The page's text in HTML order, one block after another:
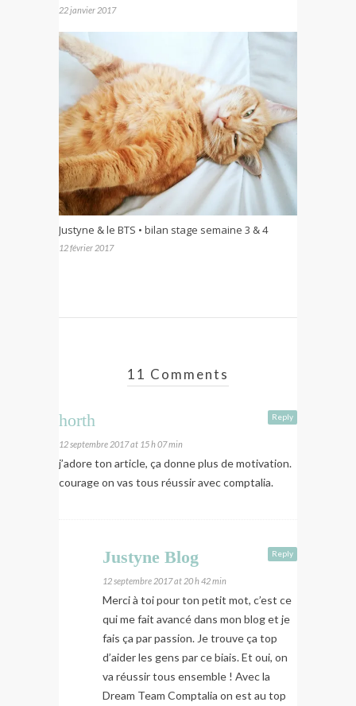
22 janvier 2017
Justyne & le BTS • bilan stage semaine 3 & 4
12 février 2017
11 Comments
Reply
horth
12 septembre 2017 at 15 h 07 min
j’adore ton article, ça donne plus de motivation.
courage on vas tous réussir avec comptalia.
Reply
Justyne Blog
12 septembre 2017 at 20 h 42 min
Merci à toi pour ton petit mot, c’est ce
qui me fait avancé dans mon blog et je
fais ça par passion. Je trouve ça top
d’aider les gens par ce biais. Et oui, on
va réussir tous ensemble ! Avec la
Dream Team Comptalia on est au top